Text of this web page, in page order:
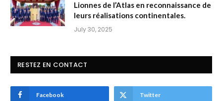
Lionnes de l’Atlas en reconnaissance de
leurs réalisations continentales.
July 30, 2025
RESTEZ EN CONTACT
Facebook Twitter